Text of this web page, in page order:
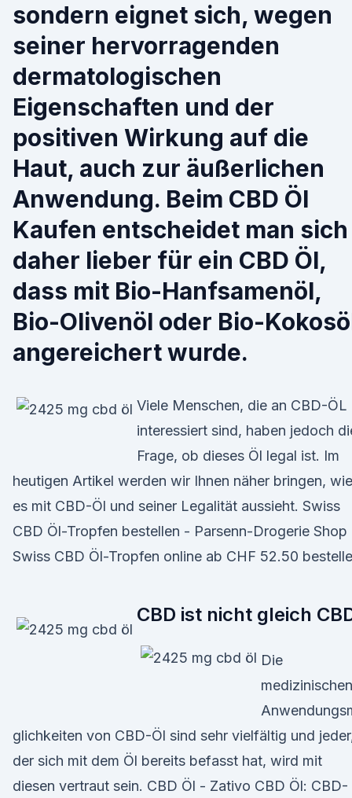
sondern eignet sich, wegen
seiner hervorragenden
dermatologischen
Eigenschaften und der
positiven Wirkung auf die
Haut, auch zur äußerlichen
Anwendung. Beim CBD Öl
Kaufen entscheidet man sich
daher lieber für ein CBD Öl,
dass mit Bio-Hanfsamenöl,
Bio-Olivenöl oder Bio-
angereichert wurde.
Viele Menschen, die an CBD-ÖL
interessiert sind, haben jedoch
Frage, ob dieses Öl legal ist. Im
heutigen Artikel werden wir Ihnen näher bringen, wie
es mit CBD-Öl und seiner Legalität aussieht. Swiss
CBD Öl-Tropfen bestellen - Parsenn-Drogerie Shop
Swiss CBD Öl-Tropfen online ab CHF 52.50
CBD ist nicht gleich
Die
medizinischen
glichkeiten von CBD-Öl sind sehr vielfältig und
der sich mit dem Öl bereits befasst hat, wird mit
diesen vertraut sein. CBD Öl - Zativo CBD Öl: CBD-